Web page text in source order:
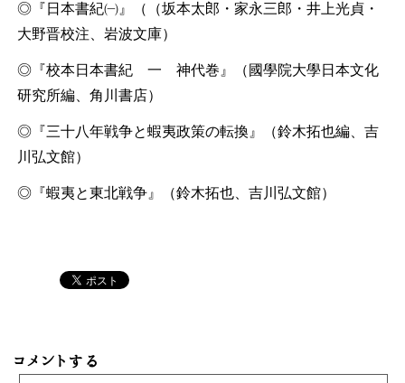
◎『日本書紀㈠』（（坂本太郎・家永三郎・井上光貞・
大野晋校注、岩波文庫）
◎『校本日本書紀 一 神代巻』（國學院大學日本文化
研究所編、角川書店）
◎『三十八年戦争と蝦夷政策の転換』（鈴木拓也編、吉
川弘文館）
◎『蝦夷と東北戦争』（鈴木拓也、吉川弘文館）
コメントする